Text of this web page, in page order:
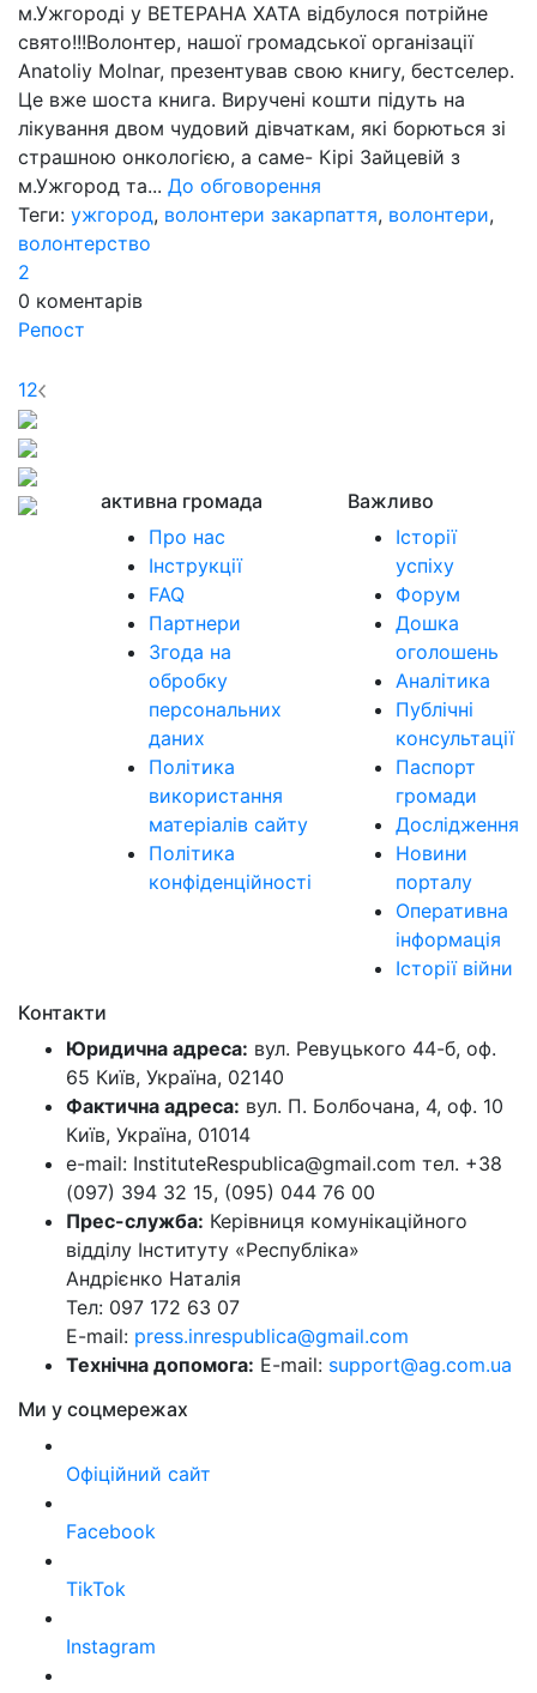
м.Ужгороді у ВЕТЕРАНА ХАТА відбулося потрійне
свято!!!Волонтер, нашої громадської організації
Anatoliy Molnar, презентував свою книгу, бестселер.
Це вже шоста книга. Виручені кошти підуть на
лікування двом чудовий дівчаткам, які борються зі
страшною онкологією, а саме- Кірі Зайцевій з
м.Ужгород та... До обговорення
Теги: ужгород, волонтери закарпаття, волонтери,
волонтерство
2
0 коментарів
Репост
12
активна громада
Про нас
Інструкції
FAQ
Партнери
Згода на
обробку
персональних
даних
Політика
використання
матеріалів сайту
Політика
конфіденційності
Важливо
Історії
успіху
Форум
Дошка
оголошень
Аналітика
Публічні
консультації
Паспорт
громади
Дослідження
Новини
порталу
Оперативна
інформація
Історії війни
Контакти
Юридична адреса: вул. Ревуцького 44-б, оф.
65 Київ, Україна, 02140
Фактична адреса: вул. П. Болбочана, 4, оф. 10
Київ, Україна, 01014
e-mail: InstituteRespublica@gmail.com тел. +38
(097) 394 32 15, (095) 044 76 00
Прес-служба: Керівниця комунікаційного
відділу Інституту «Республіка»
Андрієнко Наталія
Тел: 097 172 63 07
E-mail: press.inrespublica@gmail.com
Технічна допомога: E-mail: support@ag.com.ua
Ми у соцмережах
Офіційний сайт
Facebook
TikTok
Instagram